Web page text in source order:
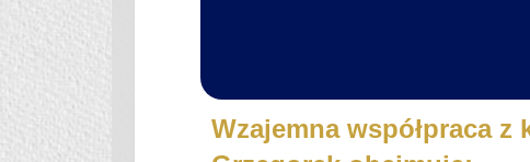
Wzajemna współpraca z